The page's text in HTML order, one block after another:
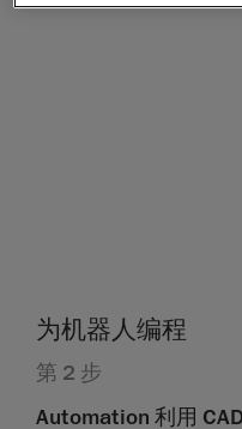
为机器人编程
第 2 步
Automation 利用